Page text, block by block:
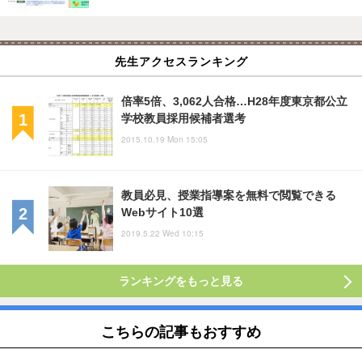
先生アクセスランキング
倍率5倍、3,062人合格…H28年度東京都公立
学校教員採用候補者選考
2015.10.19 Mon 15:05
教員必見、授業指導案を無料で閲覧できる
Webサイト10選
2019.5.22 Wed 10:15
ランキングをもっと見る
こちらの記事もおすすめ